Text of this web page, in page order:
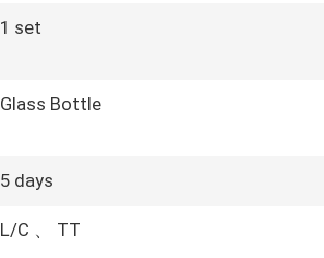
1 set
Glass Bottle
5 days
L/C 、 TT